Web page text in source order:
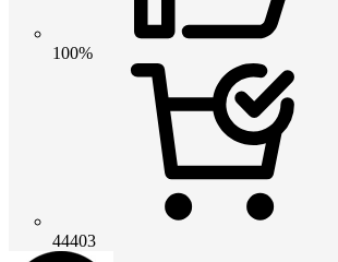
100%
44403